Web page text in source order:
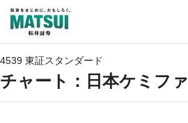
4539 東証スタンダード
チャート： 日本ケミファ